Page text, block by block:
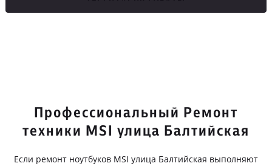
Профессиональный Ремонт
техники MSI улица Балтийская
Если ремонт ноутбуков MSI улица Балтийская выполняют